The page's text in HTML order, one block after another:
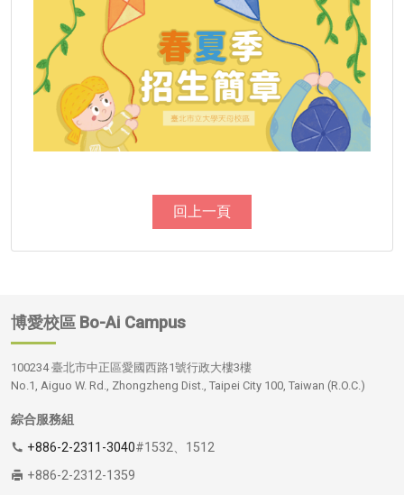
回上一頁
博愛校區 Bo-Ai Campus
100234 臺北市中正區愛國西路1號行政大樓3樓
No.1, Aiguo W. Rd., Zhongzheng Dist., Taipei City 100, Taiwan (R.O.C.)
綜合服務組
+886-2-2311-3040#1532、1512
+886-2-2312-1359